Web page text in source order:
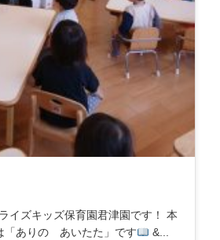
イズキッズ保育園君津園です！ 本
「ありの あいたた」です
&...